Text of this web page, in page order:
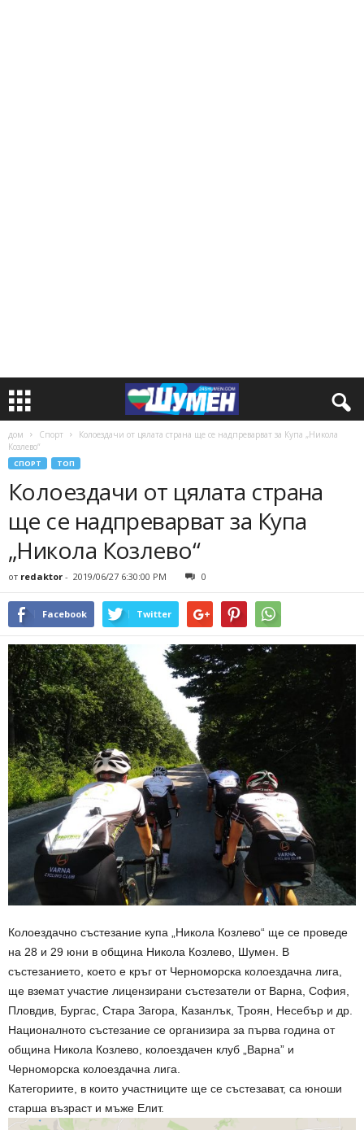
дом Спорт
Колоездачи от цялата страна ще се надпреварват за Купа „Никола
Козлево“
СПОРТ ТОП
Колоездачи от цялата страна
ще се надпреварват за Купа
„Никола Козлево“
от redaktor - 2019/06/27 6:30:00 PM 0
Facebook Twitter
Колоездачно състезание купа „Никола Козлево“ ще се проведе
на 28 и 29 юни в община Никола Козлево, Шумен. В
състезанието, което е кръг от Черноморска колоездачна лига,
ще вземат участие лицензирани състезатели от Варна, София,
Пловдив, Бургас, Стара Загора, Казанлък, Троян, Несебър и др.
Националното състезание се организира за първа година от
община Никола Козлево, колоездачен клуб „Варна” и
Черноморска колоездачна лига.
Категориите, в които участниците ще се състезават, са юноши
старша възраст и мъже Елит.